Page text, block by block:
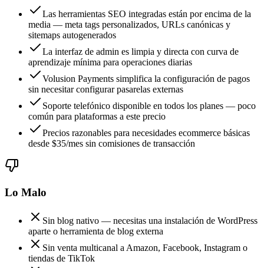
Las herramientas SEO integradas están por encima de la
media — meta tags personalizados, URLs canónicas y
sitemaps autogenerados
La interfaz de admin es limpia y directa con curva de
aprendizaje mínima para operaciones diarias
Volusion Payments simplifica la configuración de pagos
sin necesitar configurar pasarelas externas
Soporte telefónico disponible en todos los planes — poco
común para plataformas a este precio
Precios razonables para necesidades ecommerce básicas
desde $35/mes sin comisiones de transacción
Lo Malo
Sin blog nativo — necesitas una instalación de WordPress
aparte o herramienta de blog externa
Sin venta multicanal a Amazon, Facebook, Instagram o
tiendas de TikTok